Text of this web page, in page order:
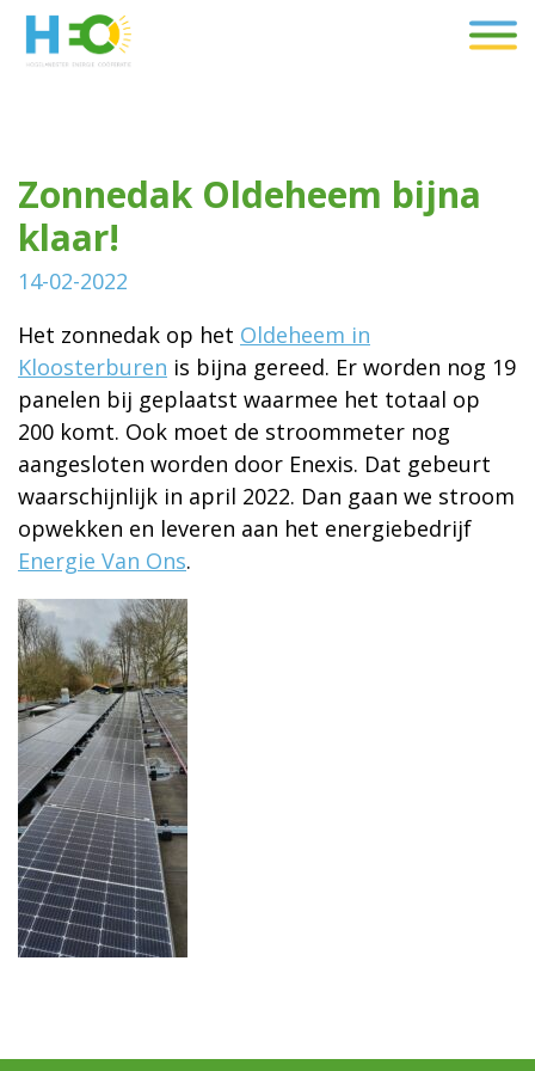
Zonnedak Oldeheem bijna
klaar!
14-02-2022
Het zonnedak op het Oldeheem in
Kloosterburen is bijna gereed. Er worden nog 19
panelen bij geplaatst waarmee het totaal op
200 komt. Ook moet de stroommeter nog
aangesloten worden door Enexis. Dat gebeurt
waarschijnlijk in april 2022. Dan gaan we stroom
opwekken en leveren aan het energiebedrijf
Energie Van Ons.